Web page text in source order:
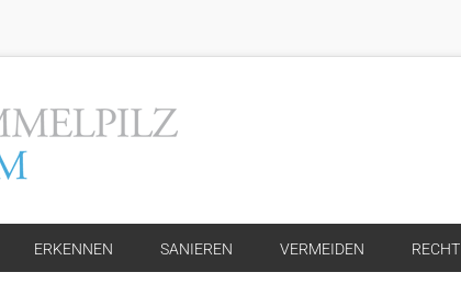
ERKENNEN SANIEREN VERMEIDEN RECHT